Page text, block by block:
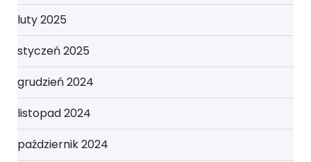
luty 2025
styczeń 2025
grudzień 2024
listopad 2024
październik 2024